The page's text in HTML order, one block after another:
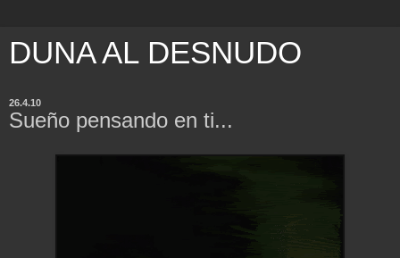
DUNA AL DESNUDO
26.4.10
Sueño pensando en ti...